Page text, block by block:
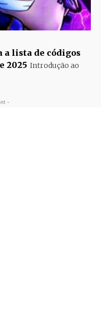
a lista de códigos
2025 Introdução ao
-